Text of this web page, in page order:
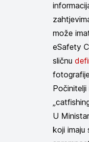
može
eSafety
sličnu
U
koji imaju